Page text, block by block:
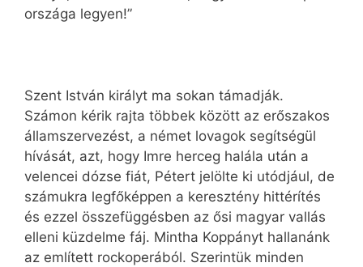
országa legyen!”
Szent István királyt ma sokan támadják.
Számon kérik rajta többek között az erőszakos
államszervezést, a német lovagok segítségül
hívását, azt, hogy Imre herceg halála után a
velencei dózse fiát, Pétert jelölte ki utódjául, de
számukra legfőképpen a keresztény hittérítés
és ezzel összefüggésben az ősi magyar vallás
elleni küzdelme fáj. Mintha Koppányt hallanánk
az említett rockoperából. Szerintük minden